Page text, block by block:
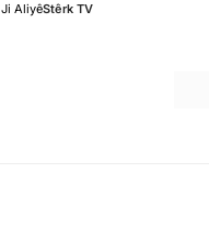
Ji AliyêStêrk TV